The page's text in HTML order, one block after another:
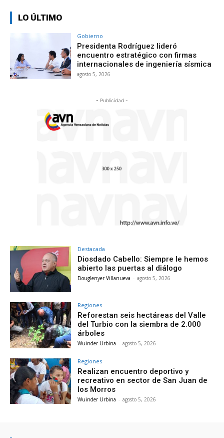
LO ÚLTIMO
Gobierno
Presidenta Rodríguez lideró
encuentro estratégico con firmas
internacionales de ingeniería sísmica
agosto 5, 2026
- Publicidad -
Destacada
Diosdado Cabello: Siempre le hemos
abierto las puertas al diálogo
Douglenyer Villanueva - agosto 5, 2026
Regiones
Reforestan seis hectáreas del Valle
del Turbio con la siembra de 2.000
árboles
Wuinder Urbina - agosto 5, 2026
Regiones
Realizan encuentro deportivo y
recreativo en sector de San Juan de
los Morros
Wuinder Urbina - agosto 5, 2026